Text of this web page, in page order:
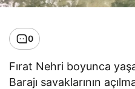
0
Fırat Nehri boyunca
Barajı savaklarının